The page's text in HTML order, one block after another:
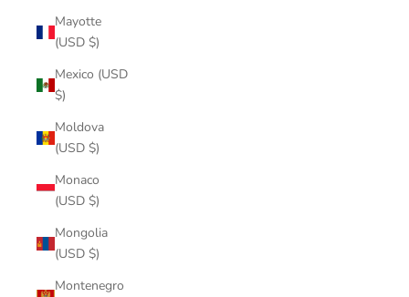
Mayotte
(USD $)
Mexico (USD
$)
Moldova
(USD $)
Monaco
(USD $)
Mongolia
(USD $)
Montenegro